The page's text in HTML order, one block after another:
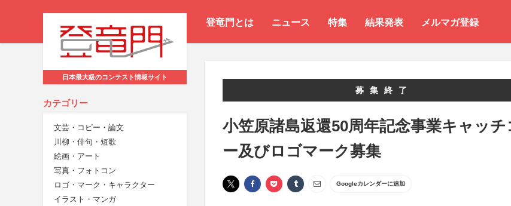
登竜門とは ニュース 特集 結果発表 メルマガ登録
日本最大級のコンテスト情報サイト
カテゴリー
文芸・コピー・論文
川柳・俳句・短歌
絵画・アート
写真・フォトコン
ロゴ・マーク・キャラクター
イラスト・マンガ
募集終了
小笠原諸島返還50周年記念事業キャッチ
ー及びロゴマーク募集
Googleカレンダーに追加